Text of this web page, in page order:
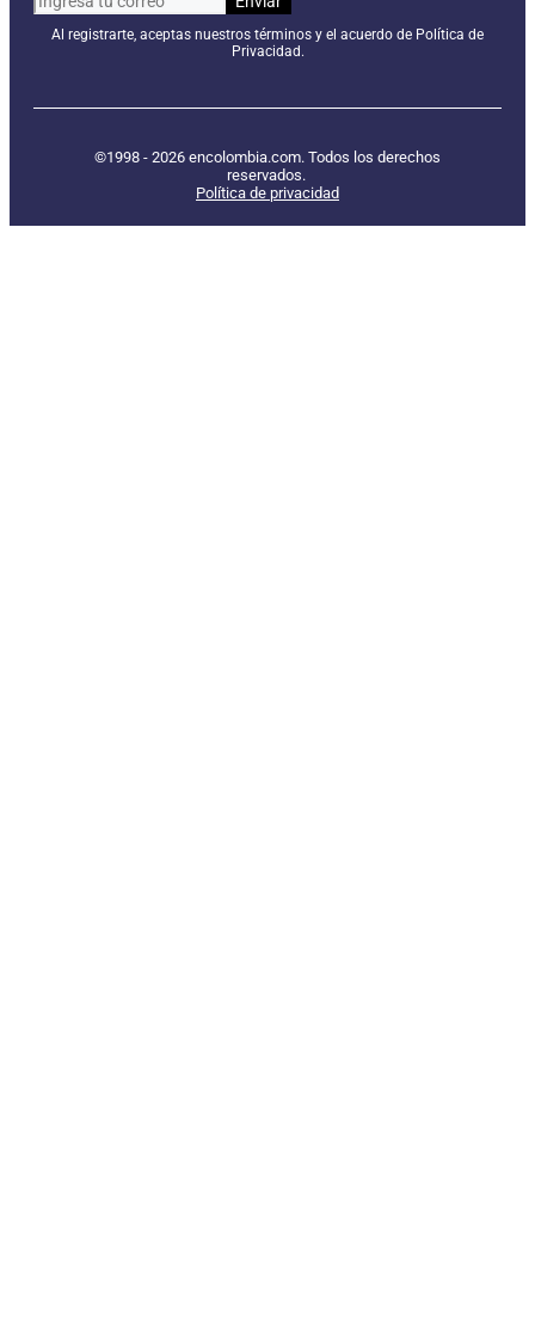
Al registrarte, aceptas nuestros términos y el acuerdo de Política de
Privacidad.
©1998 - 2026 encolombia.com. Todos los derechos
reservados.
Política de privacidad